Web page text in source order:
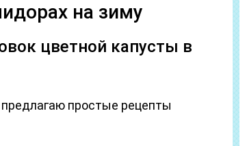
на зиму
цветной капусты в
простые рецепты